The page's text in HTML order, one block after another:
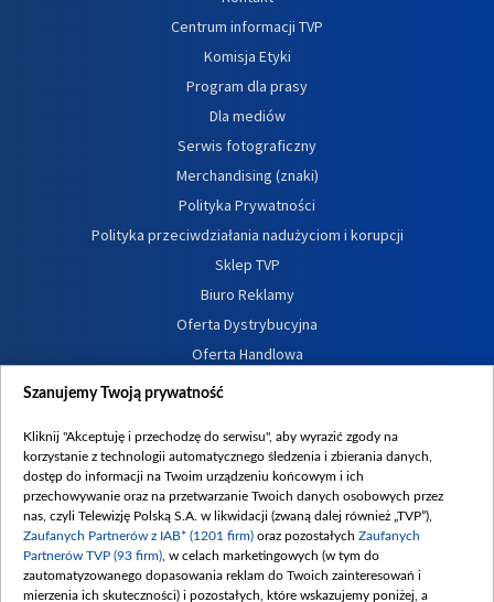
Centrum informacji TVP
Komisja Etyki
Program dla prasy
Dla mediów
Serwis fotograficzny
Merchandising (znaki)
Polityka Prywatności
Polityka przeciwdziałania nadużyciom i korupcji
Sklep TVP
Biuro Reklamy
Oferta Dystrybucyjna
Oferta Handlowa
Dostępność
Procedura zgłoszeń wewnętrznych
Szanujemy Twoją prywatność
Kliknij "Akceptuję i przechodzę do serwisu", aby wyrazić zgody na
korzystanie z technologii automatycznego śledzenia i zbierania danych,
dostęp do informacji na Twoim urządzeniu końcowym i ich
przechowywanie oraz na przetwarzanie Twoich danych osobowych przez
nas, czyli Telewizję Polską S.A. w likwidacji (zwaną dalej również „TVP”),
Zaufanych Partnerów z IAB* (1201 firm) oraz pozostałych Zaufanych
Partnerów TVP (93 firm) , w celach marketingowych (w tym do
zautomatyzowanego dopasowania reklam do Twoich zainteresowań i
mierzenia ich skuteczności) i pozostałych, które wskazujemy poniżej, a